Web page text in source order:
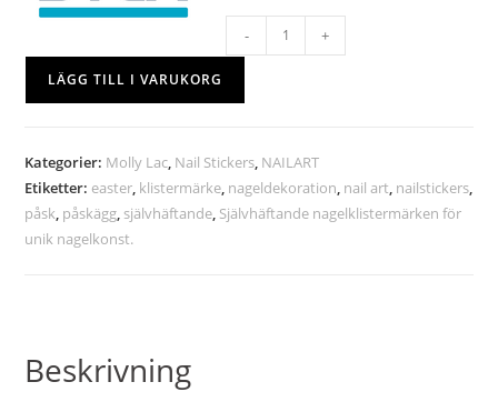
- +
LÄGG TILL I VARUKORG
Kategorier: Molly Lac, Nail Stickers, NAILART
Etiketter: easter, klistermärke, nageldekoration, nail art, nailstickers,
påsk, påskägg, självhäftande, Självhäftande nagelklistermärken för
unik nagelkonst.
Beskrivning